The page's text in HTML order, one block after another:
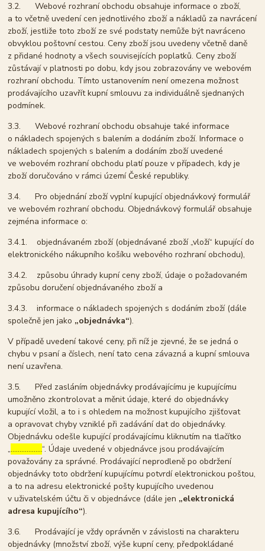
3.2. Webové rozhraní obchodu obsahuje informace o zboží,
a to včetně uvedení cen jednotlivého zboží a nákladů za navrácení
zboží, jestliže toto zboží ze své podstaty nemůže být navráceno
obvyklou poštovní cestou. Ceny zboží jsou uvedeny včetně daně
z přidané hodnoty a všech souvisejících poplatků. Ceny zboží
zůstávají v platnosti po dobu, kdy jsou zobrazovány ve webovém
rozhraní obchodu. Tímto ustanovením není omezena možnost
prodávajícího uzavřít kupní smlouvu za individuálně sjednaných
podmínek.
3.3. Webové rozhraní obchodu obsahuje také informace
o nákladech spojených s balením a dodáním zboží. Informace o
nákladech spojených s balením a dodáním zboží uvedené
ve webovém rozhraní obchodu platí pouze v případech, kdy je
zboží doručováno v rámci území České republiky.
3.4. Pro objednání zboží vyplní kupující objednávkový formulář
ve webovém rozhraní obchodu. Objednávkový formulář obsahuje
zejména informace o:
3.4.1. objednávaném zboží (objednávané zboží „vloží“ kupující do
elektronického nákupního košíku webového rozhraní obchodu),
3.4.2. způsobu úhrady kupní ceny zboží, údaje o požadovaném
způsobu doručení objednávaného zboží a
3.4.3. informace o nákladech spojených s dodáním zboží (dále
společně jen jako „objednávka“).
V případě uvedení takové ceny, při níž je zjevné, že se jedná o
chybu v psaní a číslech, není tato cena závazná a kupní smlouva
není uzavřena.
3.5. Před zasláním objednávky prodávajícímu je kupujícímu
umožněno zkontrolovat a měnit údaje, které do objednávky
kupující vložil, a to i s ohledem na možnost kupujícího zjišťovat
a opravovat chyby vzniklé při zadávání dat do objednávky.
Objednávku odešle kupující prodávajícímu kliknutím na tlačítko
„………………“. Údaje uvedené v objednávce jsou prodávajícím
považovány za správné. Prodávající neprodleně po obdržení
objednávky toto obdržení kupujícímu potvrdí elektronickou poštou,
a to na adresu elektronické pošty kupujícího uvedenou
v uživatelském účtu či v objednávce (dále jen „elektronická
adresa kupujícího“).
3.6. Prodávající je vždy oprávněn v závislosti na charakteru
objednávky (množství zboží, výše kupní ceny, předpokládané